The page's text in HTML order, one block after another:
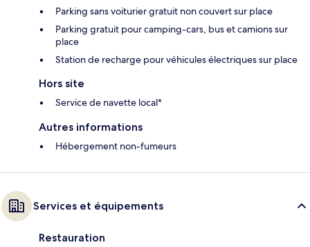
Parking sans voiturier gratuit non couvert sur place
Parking gratuit pour camping-cars, bus et camions sur
place
Station de recharge pour véhicules électriques sur place
Hors site
Service de navette local*
Autres informations
Hébergement non-fumeurs
Services et équipements
Restauration